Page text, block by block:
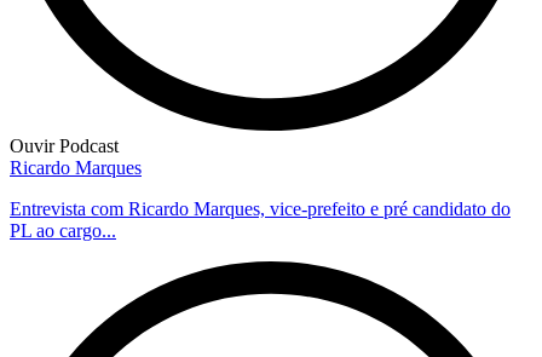
Ouvir Podcast
Ricardo Marques
Entrevista com Ricardo Marques, vice-prefeito e pré candidato do
PL ao cargo...